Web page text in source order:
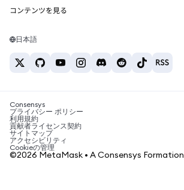
Web3サービス
サポート
キャリア
お問い合わせ
Tetherの価格
USDT→INR
BTC→INR
ETH→USDT
ETHの購入
USDTの購入
SHIBの購入
BNBの購入
コンテンツを見る
Solanaウォレット
税制関連ニュース
暗号資産の購入方法は？
ビットコインを売るには？
日本語
Consensys
プライバシー ポリシー
利用規約
貢献者ライセンス契約
サイトマップ
アクセシビリティ
Cookieの管理
©2026 MetaMask • A Consensys Formation